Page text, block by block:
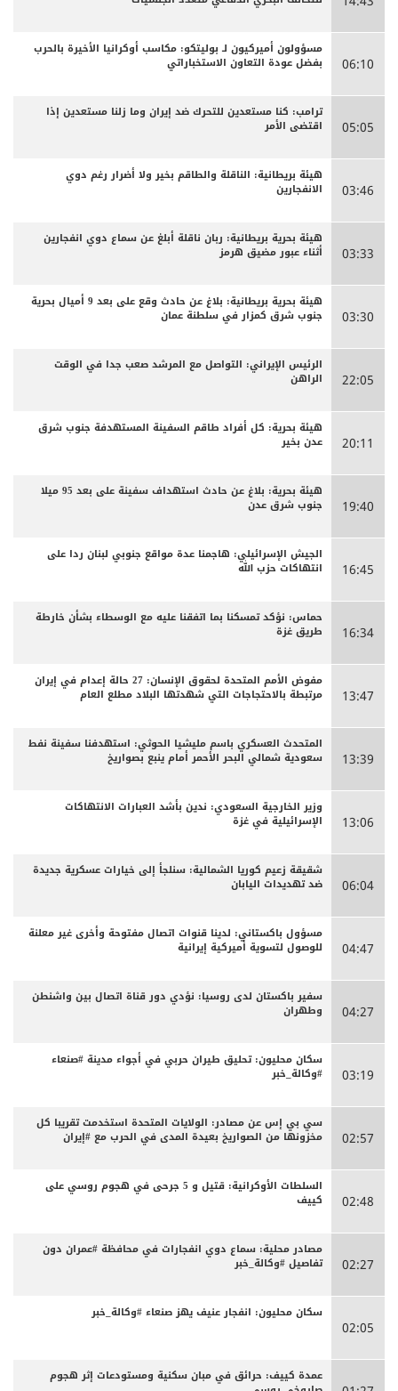
06:10
مسؤولون أميركيون لـ بوليتكو: مكاسب أوكرانيا الأخيرة بالحرب
بفضل عودة التعاون الاستخباراتي
05:05
ترامب: كنا مستعدين للتحرك ضد إيران وما زلنا مستعدين إذا
اقتضى الأمر
03:46
هيئة بريطانية: الناقلة والطاقم بخير ولا أضرار رغم دوي
الانفجارين
03:33
هيئة بحرية بريطانية: ربان ناقلة أبلغ عن سماع دوي انفجارين
أثناء عبور مضيق هرمز
03:30
هيئة بحرية بريطانية: بلاغ عن حادث وقع على بعد 9 أميال بحرية
جنوب شرق كمزار في سلطنة عمان
22:05
الرئيس الإيراني: التواصل مع المرشد صعب جدا في الوقت
الراهن
20:11
هيئة بحرية: كل أفراد طاقم السفينة المستهدفة جنوب شرق
عدن بخير
19:40
هيئة بحرية: بلاغ عن حادث استهداف سفينة على بعد 95 ميلا
جنوب شرق عدن
16:45
الجيش الإسرائيلي: هاجمنا عدة مواقع جنوبي لبنان ردا على
انتهاكات حزب الله
16:34
حماس: نؤكد تمسكنا بما اتفقنا عليه مع الوسطاء بشأن خارطة
طريق غزة
13:47
مفوض الأمم المتحدة لحقوق الإنسان: 27 حالة إعدام في إيران
مرتبطة بالاحتجاجات التي شهدتها البلاد مطلع العام
13:39
المتحدث العسكري باسم مليشيا الحوثي: استهدفنا سفينة نفط
سعودية شمالي البحر الأحمر أمام ينبع بصواريخ
13:06
وزير الخارجية السعودي: ندين بأشد العبارات الانتهاكات
الإسرائيلية في غزة
06:04
شقيقة زعيم كوريا الشمالية: سنلجأ إلى خيارات عسكرية جديدة
ضد تهديدات اليابان
04:47
مسؤول باكستاني: لدينا قنوات اتصال مفتوحة وأخرى غير معلنة
للوصول لتسوية أميركية إيرانية
04:27
سفير باكستان لدى روسيا: نؤدي دور قناة اتصال بين واشنطن
وطهران
03:19
سكان محليون: تحليق طيران حربي في أجواء مدينة #صنعاء
#وكالة_خبر
02:57
سي بي إس عن مصادر: الولايات المتحدة استخدمت تقريبا كل
مخزونها من الصواريخ بعيدة المدى في الحرب مع #إيران
02:48
السلطات الأوكرانية: قتيل و 5 جرحى في هجوم روسي على
كييف
02:27
مصادر محلية: سماع دوي انفجارات في محافظة #عمران دون
تفاصيل #وكالة_خبر
02:05
سكان محليون: انفجار عنيف يهز صنعاء #وكالة_خبر
عمدة كييف: حرائق في مبان سكنية ومستودعات إثر هجوم